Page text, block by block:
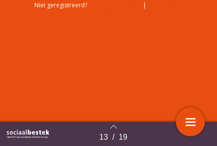
Terug naar overzicht 13 / 19
Niet geregistreerd? |